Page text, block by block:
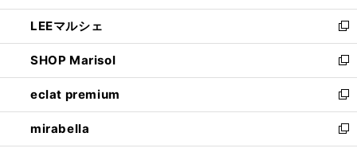
開
く
ウ
で
開
く
ン
ド
ウ
で
開
く
ウ
ィ
ン
ド
ウ
で
開
く
し
い
ウ
ィ
ン
ド
ウ
で
開
LEEマルシェ
新
し
い
ウ
ィ
ン
ド
ウ
SHOP Marisol
新
し
い
ウ
ィ
ン
eclat premium
新
し
い
ウ
mirabella
新
し